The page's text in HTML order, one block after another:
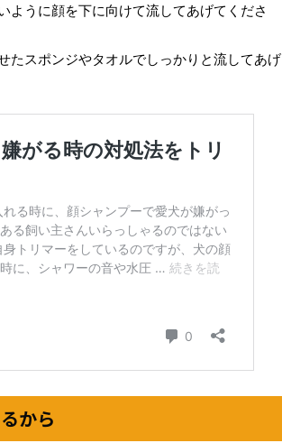
ように顔を下に向けて流してあげてくださ
たスポンジやタオルでしっかりと流してあげ
から